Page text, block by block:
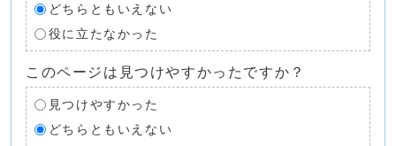
どちらともいえない
役に立たなかった
このページは見つけやすかったですか？
見つけやすかった
どちらともいえない